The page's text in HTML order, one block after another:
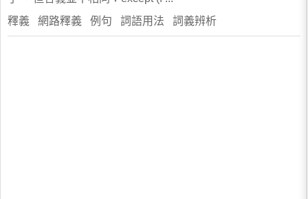
釋義 網路釋義 例句 詞語用法 詞義辨析